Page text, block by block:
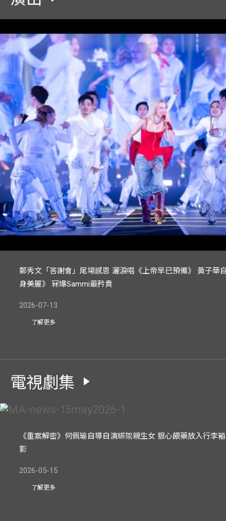
鄭秀文「答謝會」尾場感恩 灑淚唱《上帝早已預備》 黃子華
身美麗》 冧爆Sammi最矜貴
2026-07-13
了解更多
電視劇集
《重案解密》何佩瑜自導自演綁架親生女 狠心餵藥放入行李
影
2026-05-15
了解更多